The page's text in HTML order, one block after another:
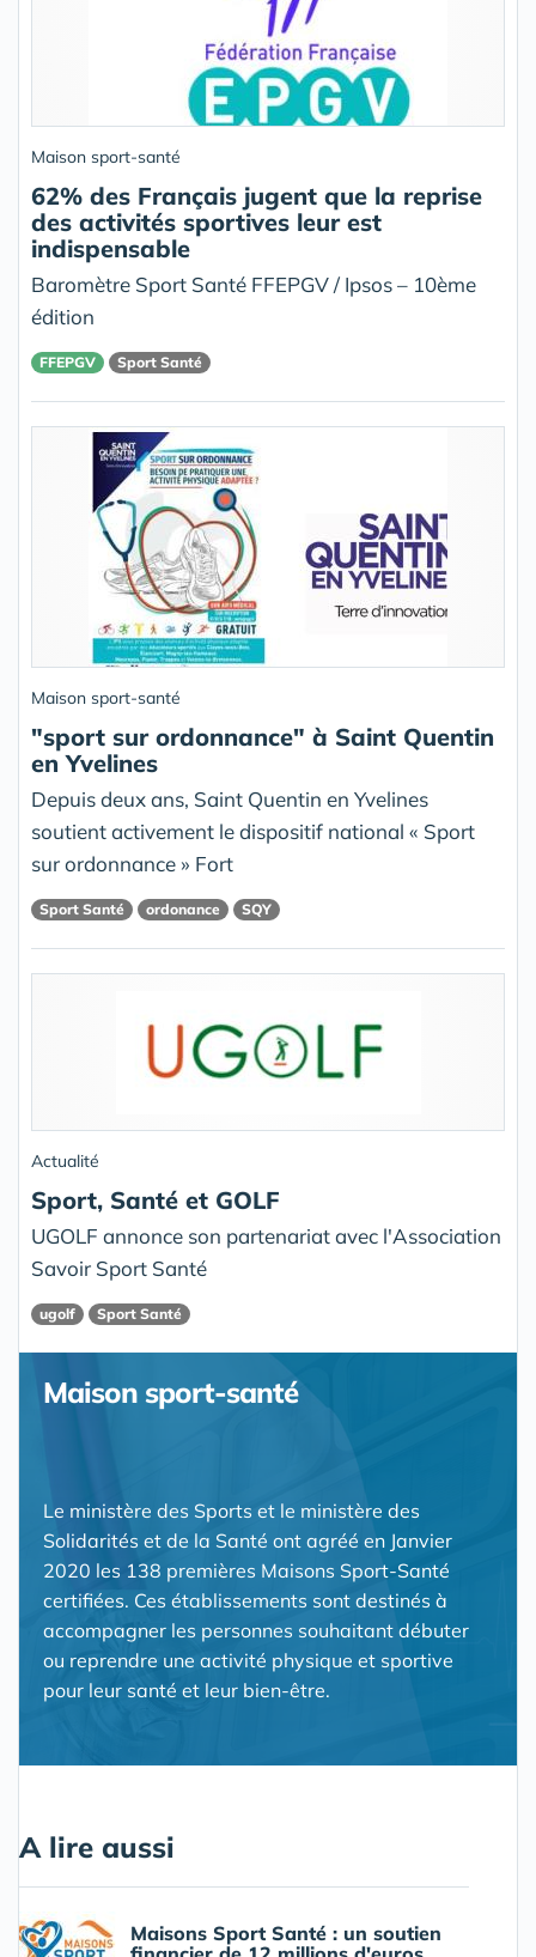
Maison sport-santé
62% des Français jugent que la reprise
des activités sportives leur est
indispensable
Baromètre Sport Santé FFEPGV / Ipsos – 10ème
édition
FFEPGV Sport Santé
Maison sport-santé
"sport sur ordonnance" à Saint Quentin
en Yvelines
Depuis deux ans, Saint Quentin en Yvelines
soutient activement le dispositif national « Sport
sur ordonnance » Fort
Sport Santé ordonance SQY
Actualité
Sport, Santé et GOLF
UGOLF annonce son partenariat avec l'Association
Savoir Sport Santé
ugolf Sport Santé
Maison sport-santé
Le ministère des Sports et le ministère des
Solidarités et de la Santé ont agréé en Janvier
2020 les 138 premières Maisons Sport-Santé
certifiées. Ces établissements sont destinés à
accompagner les personnes souhaitant débuter
ou reprendre une activité physique et sportive
pour leur santé et leur bien-être.
A lire aussi
Maisons Sport Santé : un soutien